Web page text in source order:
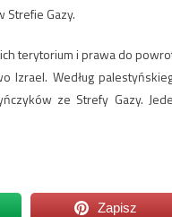
Gazy.
terytorium i prawa do
Izrael. Według
ze Strefy Gazy.
Zapisz